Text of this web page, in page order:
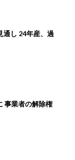
通し 24年産、過
事業者の解除権